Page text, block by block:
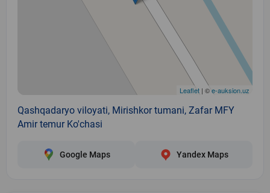
Leaflet | ©e-auksion.uz
Qashqadaryo viloyati, Mirishkor tumani, Zafar MFY
Amir temur Ko'chasi
Google Maps Yandex Maps